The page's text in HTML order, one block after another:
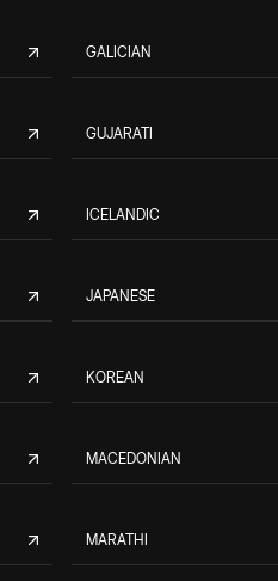
GALICIAN
GUJARATI
ICELANDIC
JAPANESE
KOREAN
MACEDONIAN
MARATHI